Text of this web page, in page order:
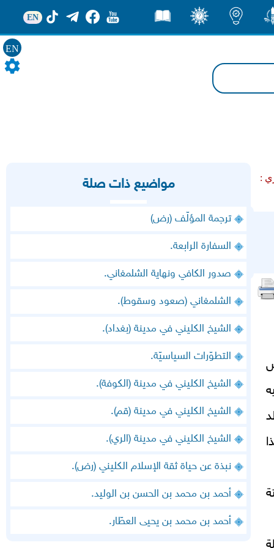
EN
EN
: مواضيع ذات صلة
ترجمة المؤلّف (رض)
السفارة الرابعة.
صدور الكافي ونهاية الشلمغاني.
الشلمغاني (صعود وسقوط).
الشيخ الكليني في مدينة (بغداد).
التطوّرات السياسيّة.
الشيخ الكليني في مدينة (الكوفة).
الشيخ الكليني في مدينة (قم).
الشيخ الكليني في مدينة (الري).
نبذة عن حياة ثقة الإسلام الكليني (رض).
أحمد بن محمد بن الحسن بن الوليد.
أحمد بن محمد بن يحيى العطّار.